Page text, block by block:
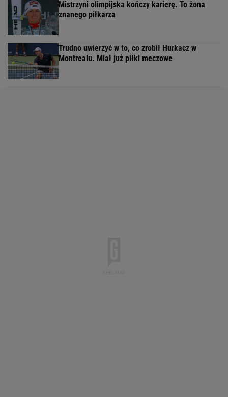
Mistrzyni olimpijska kończy karierę. To żona
znanego piłkarza
Trudno uwierzyć w to, co zrobił Hurkacz w
Montrealu. Miał już piłki meczowe